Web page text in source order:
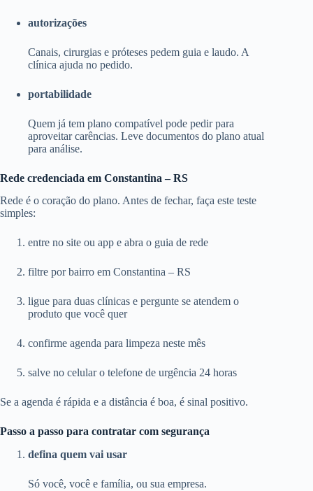
autorizações
Canais, cirurgias e próteses pedem guia e laudo. A
clínica ajuda no pedido.
portabilidade
Quem já tem plano compatível pode pedir para
aproveitar carências. Leve documentos do plano atual
para análise.
Rede credenciada em Constantina – RS
Rede é o coração do plano. Antes de fechar, faça este teste
simples:
entre no site ou app e abra o guia de rede
filtre por bairro em Constantina – RS
ligue para duas clínicas e pergunte se atendem o
produto que você quer
confirme agenda para limpeza neste mês
salve no celular o telefone de urgência 24 horas
Se a agenda é rápida e a distância é boa, é sinal positivo.
Passo a passo para contratar com segurança
defina quem vai usar
Só você, você e família, ou sua empresa.